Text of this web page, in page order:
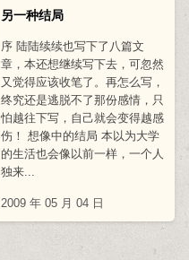
另一种结局
序 陆陆续续也写下了八篇文
章，本还想继续写下去，可忽然
又觉得应该收笔了。再怎么写，
终究还是逃脱不了那份感情，只
怕越往下写，自己就会变得越感
伤！ 想像中的结局 本以为大学
的生活也会像以前一样，一个人
独来...
2009 年 05 月 04 日